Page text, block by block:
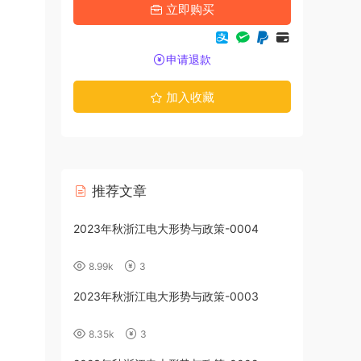
立即购买
申请退款
加入收藏
推荐文章
2023年秋浙江电大形势与政策-0004
8.99k 3
2023年秋浙江电大形势与政策-0003
8.35k 3